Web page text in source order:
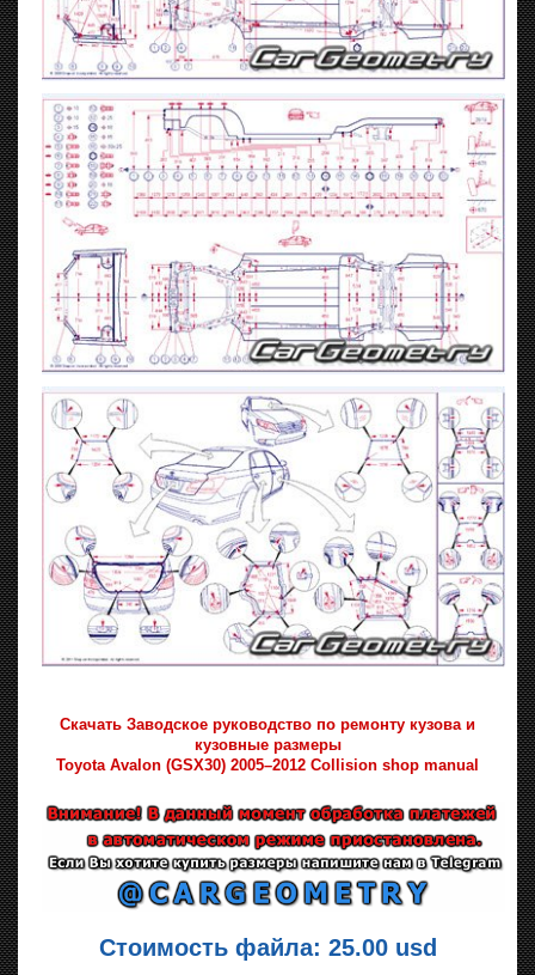
Скачать Заводское руководство по ремонту кузова и
кузовные размеры
Toyota Avalon (GSX30) 2005–2012 Collision shop manual
Стоимость файла: 25.00 usd